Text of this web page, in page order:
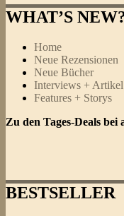
Ronneberger
med.
Florian
Schuch
Aktiv
–
modernen
Rheuma-
WHAT’S
Home
Neue Rezensionen
Neue Bücher
Interviews + Artikel
Features + Storys
Zu den Tages-Deals bei
BESTSELLER